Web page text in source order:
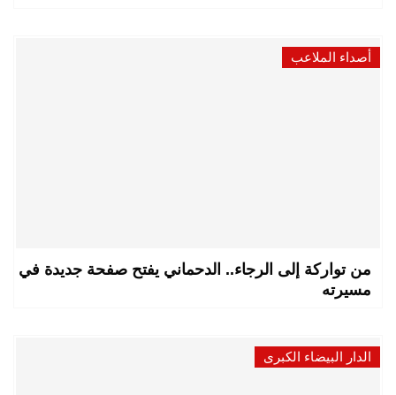
أصداء الملاعب
من تواركة إلى الرجاء.. الدحماني يفتح صفحة جديدة في
مسيرته
الدار البيضاء الكبرى